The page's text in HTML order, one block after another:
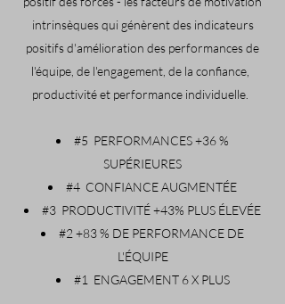
intrinsèques qui génèrent des indicateurs
positifs d'amélioration des performances de
l'équipe, de l'engagement, de la confiance,
productivité et performance individuelle.
#5 PERFORMANCES +36 %
SUPÉRIEURES
#4 CONFIANCE AUGMENTÉE
#3 PRODUCTIVITÉ +43% PLUS ÉLEVÉE
#2 +83 % DE PERFORMANCE DE
L'ÉQUIPE
#1 ENGAGEMENT 6 X PLUS